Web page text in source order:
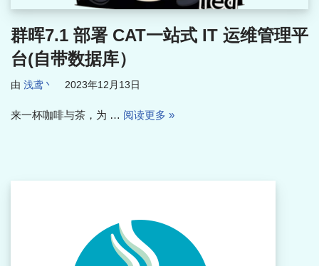
群晖7.1 部署 CAT一站式 IT 运维管理平
台(自带数据库）
由 浅鸢丶 2023年12月13日
来一杯咖啡与茶，为 … 阅读更多 »